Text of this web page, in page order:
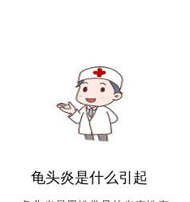
龟头炎是什么引起